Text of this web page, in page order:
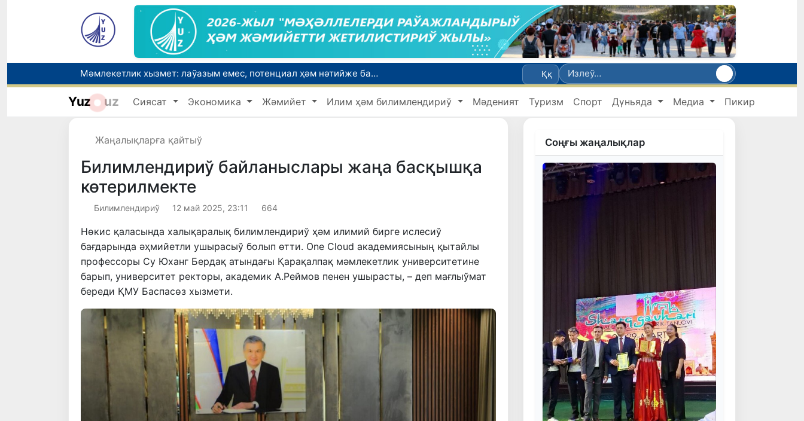
Мәмлекетлик хызмет: лаўазым емес, потенциал ҳәм нәтийже баҳаланатуғын жаңа дәўир
Ой-пикиримизде басланған ояныў жоқары шеклерге жетеклеп атыр
Өзбекстанда мобиль интернеттен пайдаланыўшылар саны 10 жылда 4,3 есеге өскен
Ққ
Yuz uz Сиясат Экономика Жәмийет Илим ҳәм билимлендириў Мәденият Туризм Спорт Дүньяда Медиа Пикир
Жаңалықларға қайтыў
Билимлендириў байланыслары жаңа басқышқа
көтерилмекте
Билимлендириў 12 май 2025, 23:11 664
Нөкис қаласында халықаралық билимлендириў ҳәм илимий бирге ислесиў
бағдарында әҳмийетли ушырасыў болып өтти. One Cloud академиясының қытайлы
профессоры Су Юханг Бердақ атындағы Қарақалпақ мәмлекетлик университетине
барып, университет ректоры, академик А.Реймов пенен ушырасты, – деп мағлыўмат
береди ҚМУ Баспасөз хызмети.
Соңғы жаңалықлар